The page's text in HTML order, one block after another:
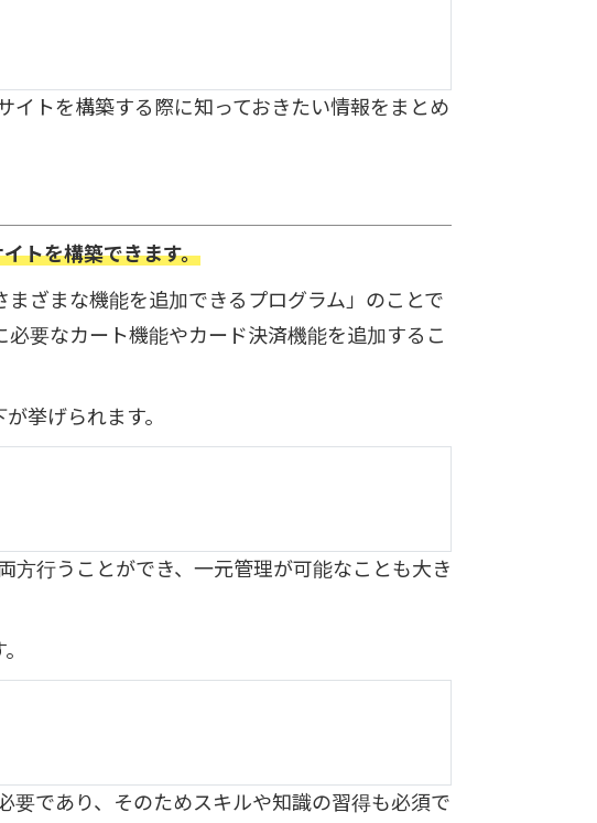
トを構築する際に知っておきたい情報をまとめ
トを構築できます。
ざまな機能を追加できるプログラム」のことで
要なカート機能やカード決済機能を追加するこ
挙げられます。
方行うことができ、一元管理が可能なことも大き
要であり、そのためスキルや知識の習得も必須で